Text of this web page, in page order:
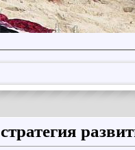
стратегия